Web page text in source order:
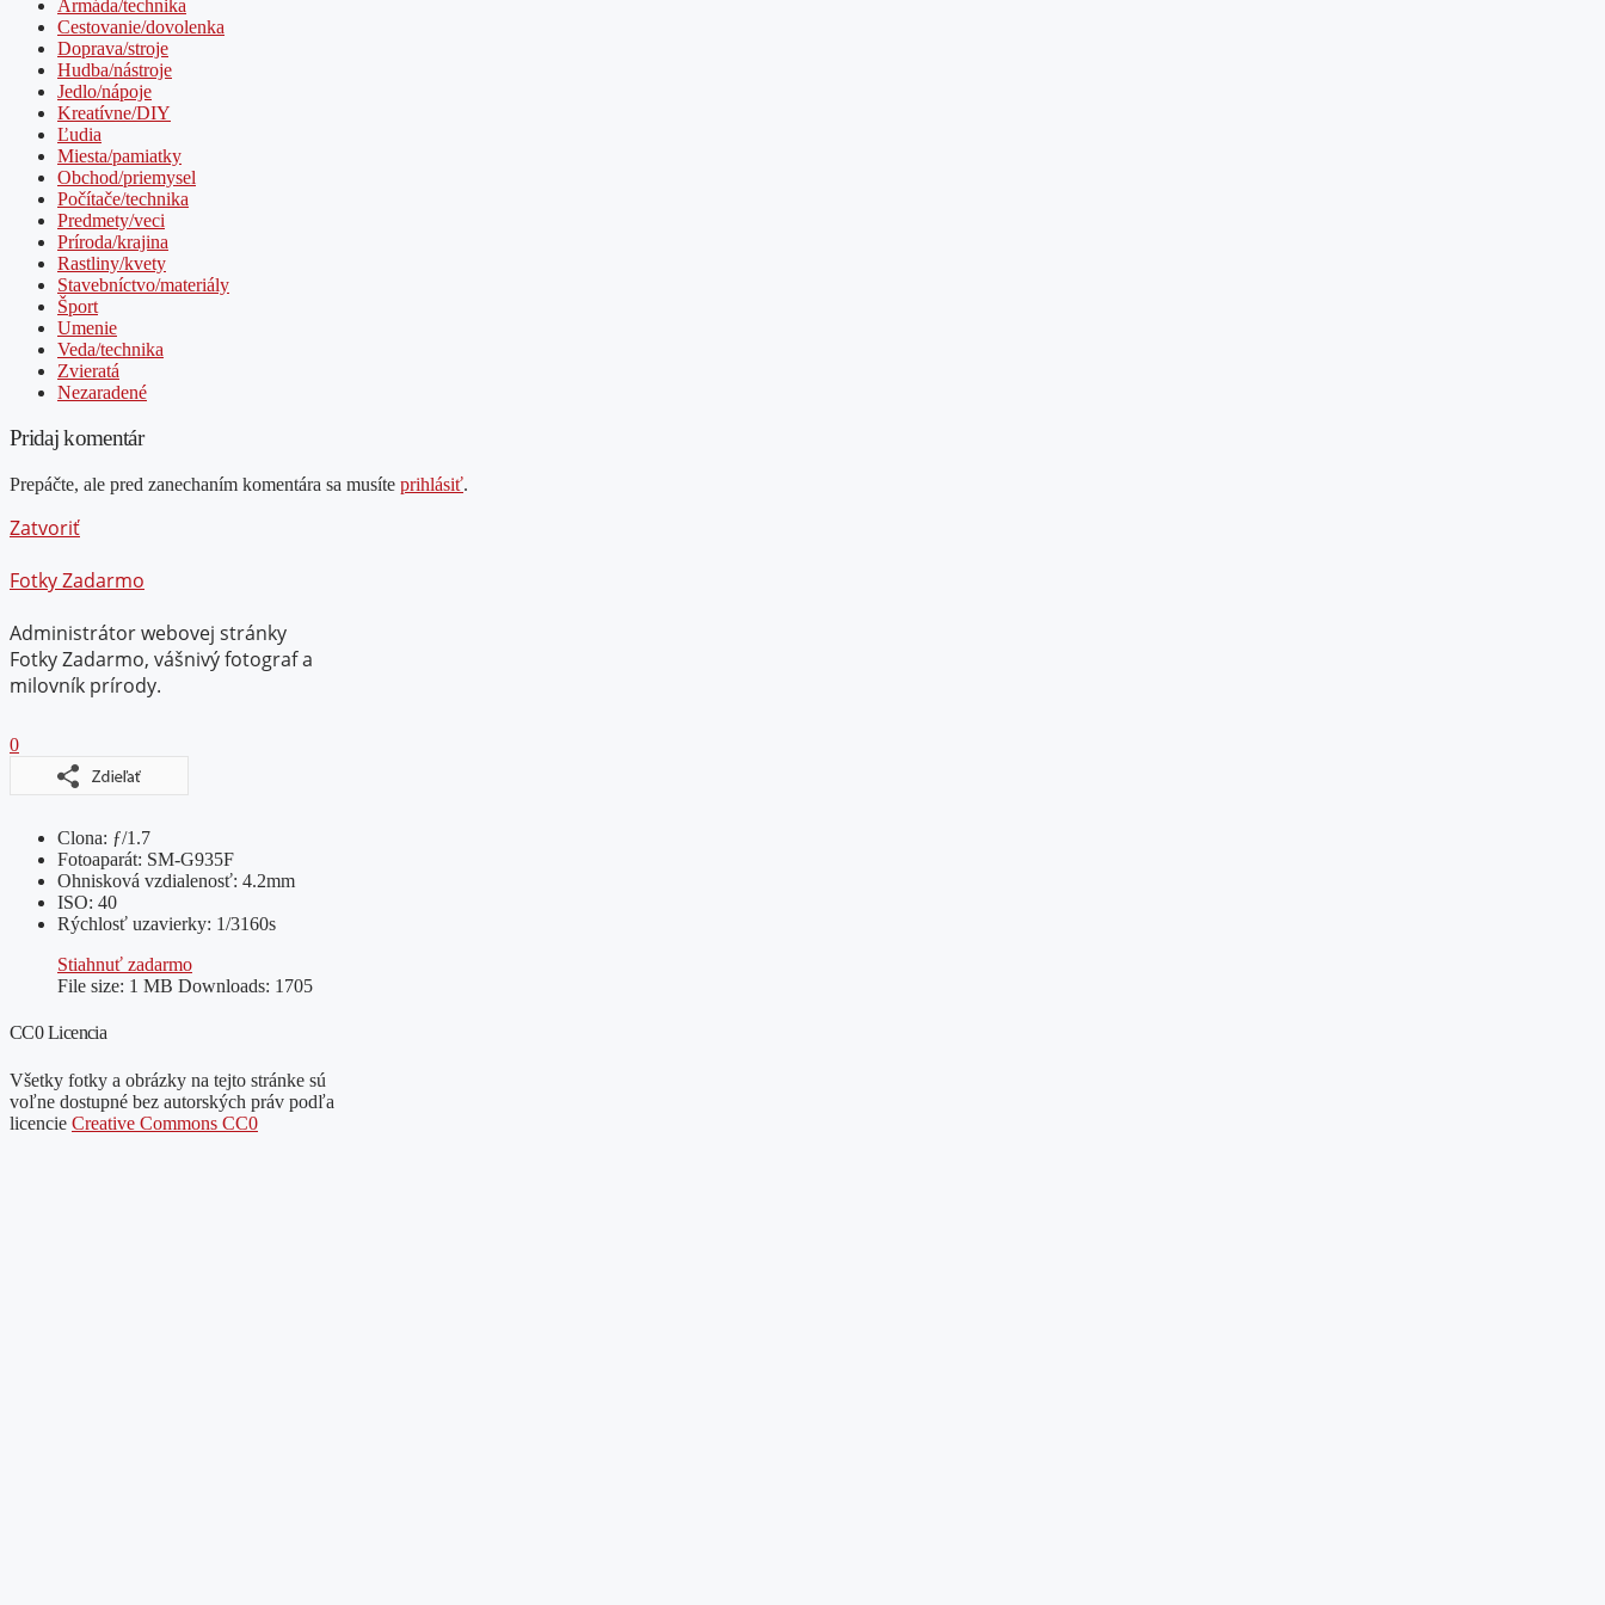
Armáda/technika
Cestovanie/dovolenka
Doprava/stroje
Hudba/nástroje
Jedlo/nápoje
Kreatívne/DIY
Ľudia
Miesta/pamiatky
Obchod/priemysel
Počítače/technika
Predmety/veci
Príroda/krajina
Rastliny/kvety
Stavebníctvo/materiály
Šport
Umenie
Veda/technika
Zvieratá
Nezaradené
Pridaj komentár
Prepáčte, ale pred zanechaním komentára sa musíte prihlásiť.
Zatvoriť
Fotky Zadarmo
Administrátor webovej stránky
Fotky Zadarmo, vášnivý fotograf a
milovník prírody.
0
Clona: ƒ/1.7
Fotoaparát: SM-G935F
Ohnisková vzdialenosť: 4.2mm
ISO: 40
Rýchlosť uzavierky: 1/3160s
Stiahnuť zadarmo
File size: 1 MB Downloads: 1705
CC0 Licencia
Všetky fotky a obrázky na tejto stránke sú
voľne dostupné bez autorských práv podľa
licencie Creative Commons CC0